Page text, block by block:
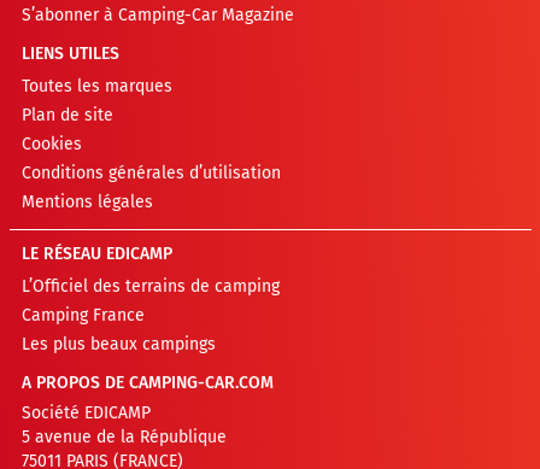
S’abonner à Camping-Car Magazine
LIENS UTILES
Toutes les marques
Plan de site
Cookies
Conditions générales d’utilisation
Mentions légales
LE RÉSEAU EDICAMP
L’Officiel des terrains de camping
Camping France
Les plus beaux campings
A PROPOS DE CAMPING-CAR.COM
Société EDICAMP
5 avenue de la République
75011 PARIS (FRANCE)